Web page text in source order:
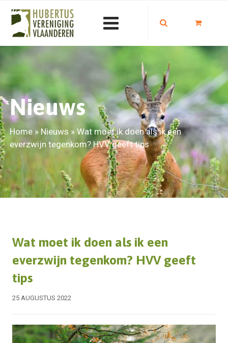
Nieuws
Home» Nieuws »Wat moet ik doen als ik een
everzwijn tegenkom? HVV geeft tips
Wat moet ik doen als ik een
everzwijn tegenkom? HVV geeft
tips
25 AUGUSTUS 2022